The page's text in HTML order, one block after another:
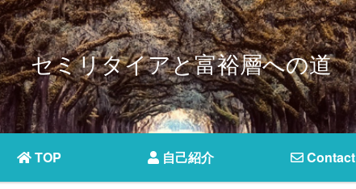
セミリタイアと富裕層への道
TOP 自己紹介 Contact